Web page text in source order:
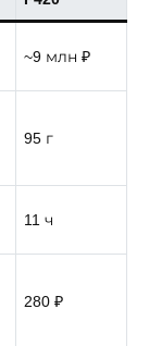
~9 млн ₽
95 г
11 ч
280 ₽